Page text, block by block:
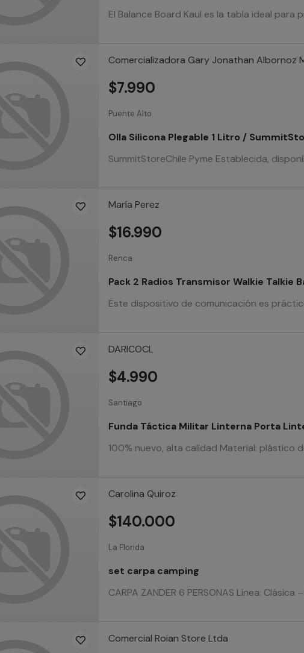
El Balance Board Kaul es la tabla ideal
Comercializadora Gary Jonathan Albornoz
Puente Alto
Olla Silicona Plegable 1 Litro /
SummitStoreChile Pyme Establecida,
$7.990
María Perez
Renca
Pack 2 Radios Transmisor Walkie Talkie
Este dispositivo de comunicación es
$16.990
DARICOCL
Santiago
Funda Táctica Militar Linterna Porta
100% nuevo, alta calidad Material: plástico
$4.990
Carolina Quiroz
La Florida
set carpa camping
CARPA ZANDER 6 PERSONAS Línea:
$140.000
Comercial Roian Store Ltda